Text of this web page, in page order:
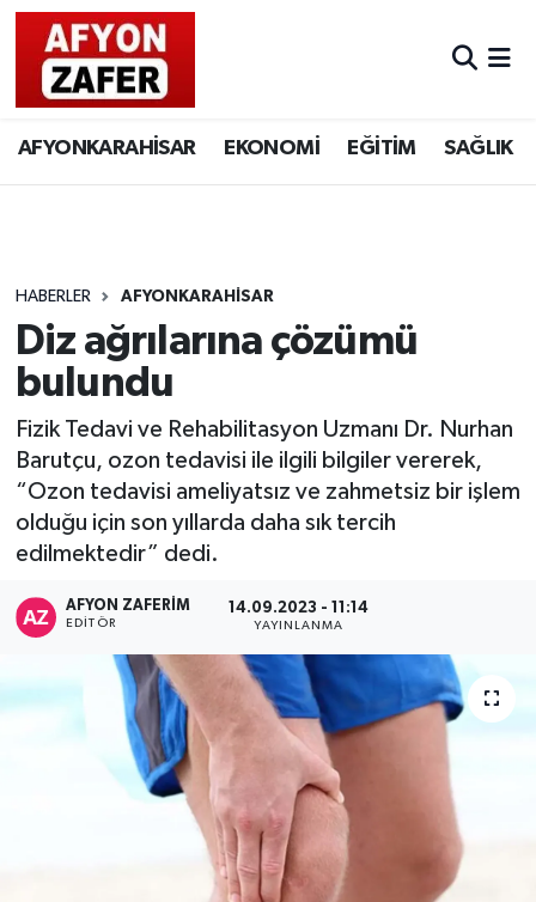
AFYONKARAHİSAR EKONOMİ EĞİTİM SAĞLIK
HABERLER AFYONKARAHİSAR
Diz ağrılarına çözümü
bulundu
Fizik Tedavi ve Rehabilitasyon Uzmanı Dr. Nurhan
Barutçu, ozon tedavisi ile ilgili bilgiler vererek,
“Ozon tedavisi ameliyatsız ve zahmetsiz bir işlem
olduğu için son yıllarda daha sık tercih
edilmektedir” dedi.
AFYON ZAFERİM
EDITÖR
14.09.2023 - 11:14
YAYINLANMA